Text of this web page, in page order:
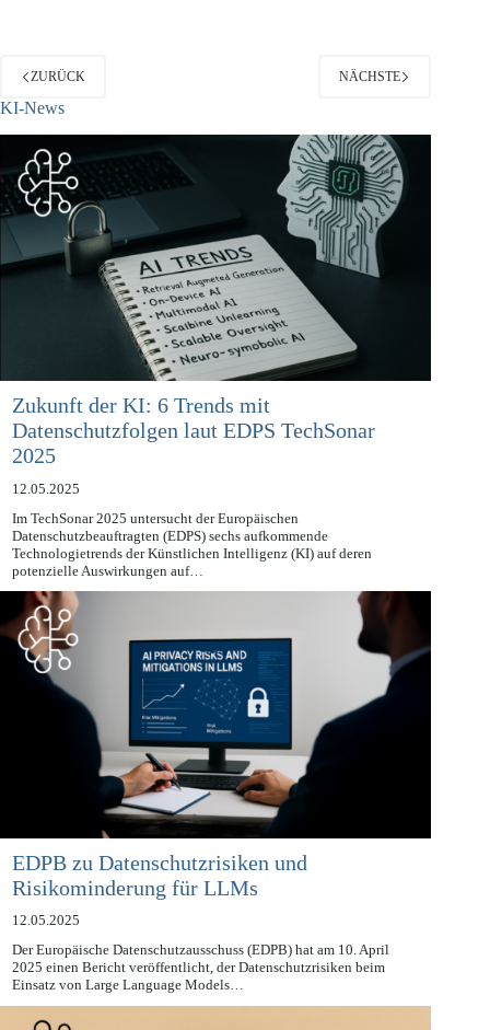
ZURÜCK
KI-News
Zukunft der KI: 6 Trends mit
Datenschutzfolgen laut EDPS TechSonar
2025
12.05.2025
Im TechSonar 2025 untersucht der Europäischen
Datenschutzbeauftragten (EDPS) sechs aufkommende
Technologietrends der Künstlichen Intelligenz (KI) auf deren
potenzielle Auswirkungen auf…
EDPB zu Datenschutzrisiken und
Risikominderung für LLMs
12.05.2025
Der Europäische Datenschutzausschuss (EDPB) hat am 10. April
2025 einen Bericht veröffentlicht, der Datenschutzrisiken beim
Einsatz von Large Language Models…